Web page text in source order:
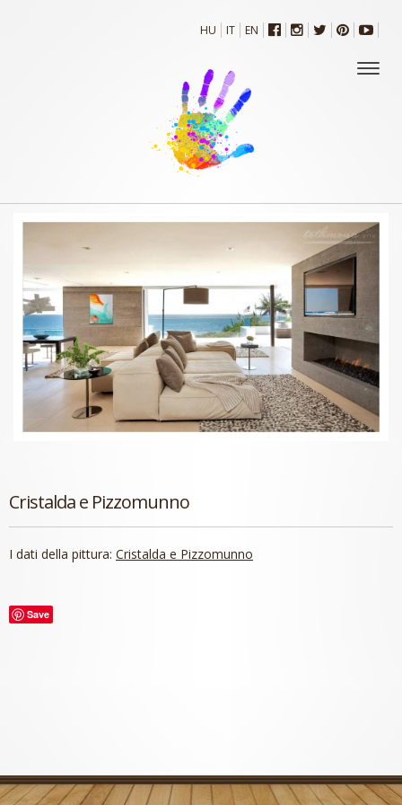
HU IT EN
Cristalda e Pizzomunno
I dati della pittura: Cristalda e Pizzomunno
Save